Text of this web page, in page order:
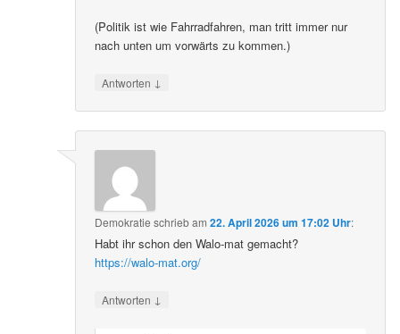
(Politik ist wie Fahrradfahren, man tritt immer nur
nach unten um vorwärts zu kommen.)
Antworten ↓
Demokratie schriebam22. April 2026 um 17:02 Uhr:
Habt ihr schon den Walo-mat gemacht?
https://walo-mat.org/
Antworten ↓